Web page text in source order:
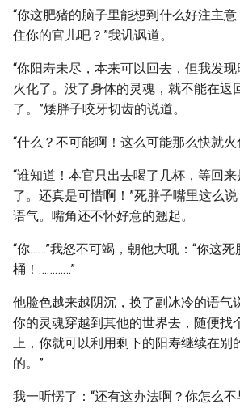
“你这肥猪的脑子里能想到什么好注主
住你的官儿吧？”我讥讽道。
“你阳寿未尽，本来可以回去，但我发
火化了。没了身体的灵魂，就不能在返
了。”矮胖子咬牙切齿的说道。
“什么？不可能啊！这么可能那么快就火
“谁知道！本官只出去喝了几杯，等回
了。还真是可惜啊！”死胖子嘴里这么
语气。嘴角还不怀好意的翘起。
“你……”我怒不可竭，朝他大吼：“你这
桶！…………”
他脸色越来越阴沉，换了副冰冷的语气
你的灵魂穿越到其他的世界去，随便找
上，你就可以利用剩下的阳寿继续在别
的。”
我一听愣了：“还有这办法啊？你怎么不